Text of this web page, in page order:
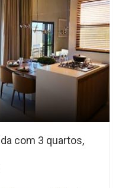
com 3 quartos,